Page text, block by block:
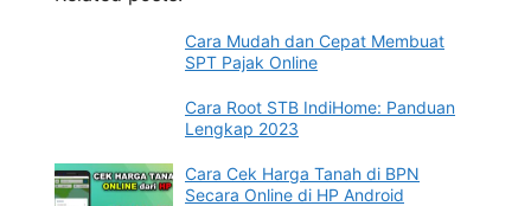
Cara Mudah dan Cepat Membuat
SPT Pajak Online
Cara Root STB IndiHome: Panduan
Lengkap 2023
Cara Cek Harga Tanah di BPN
Secara Online di HP Android